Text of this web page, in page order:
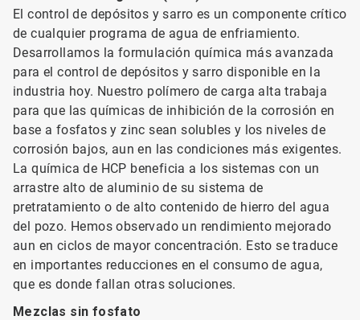
El control de depósitos y sarro es un componente crítico
de cualquier programa de agua de enfriamiento.
Desarrollamos la formulación química más avanzada
para el control de depósitos y sarro disponible en la
industria hoy. Nuestro polímero de carga alta trabaja
para que las químicas de inhibición de la corrosión en
base a fosfatos y zinc sean solubles y los niveles de
corrosión bajos, aun en las condiciones más exigentes.
La química de HCP beneficia a los sistemas con un
arrastre alto de aluminio de su sistema de
pretratamiento o de alto contenido de hierro del agua
del pozo. Hemos observado un rendimiento mejorado
aun en ciclos de mayor concentración. Esto se traduce
en importantes reducciones en el consumo de agua,
que es donde fallan otras soluciones.
Mezclas sin fosfato